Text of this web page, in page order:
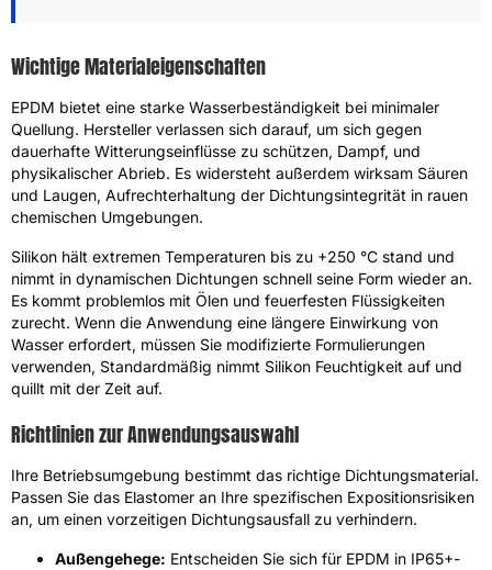
Wichtige Materialeigenschaften
EPDM bietet eine starke Wasserbeständigkeit bei minimaler
Quellung. Hersteller verlassen sich darauf, um sich gegen
dauerhafte Witterungseinflüsse zu schützen, Dampf, und
physikalischer Abrieb. Es widersteht außerdem wirksam Säuren
und Laugen, Aufrechterhaltung der Dichtungsintegrität in rauen
chemischen Umgebungen.
Silikon hält extremen Temperaturen bis zu +250 °C stand und
nimmt in dynamischen Dichtungen schnell seine Form wieder an.
Es kommt problemlos mit Ölen und feuerfesten Flüssigkeiten
zurecht. Wenn die Anwendung eine längere Einwirkung von
Wasser erfordert, müssen Sie modifizierte Formulierungen
verwenden, Standardmäßig nimmt Silikon Feuchtigkeit auf und
quillt mit der Zeit auf.
Richtlinien zur Anwendungsauswahl
Ihre Betriebsumgebung bestimmt das richtige Dichtungsmaterial.
Passen Sie das Elastomer an Ihre spezifischen Expositionsrisiken
an, um einen vorzeitigen Dichtungsausfall zu verhindern.
Außengehege: Entscheiden Sie sich für EPDM in IP65+-